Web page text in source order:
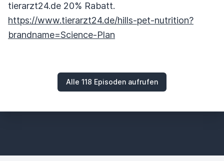
tierarzt24.de 20% Rabatt.
https://www.tierarzt24.de/hills-pet-nutrition?
brandname=Science-Plan
Alle 118 Episoden aufrufen